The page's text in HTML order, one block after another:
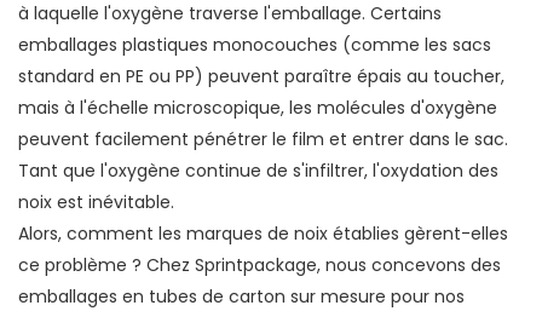
à laquelle l'oxygène traverse l'emballage. Certains
emballages plastiques monocouches (comme les sacs
standard en PE ou PP) peuvent paraître épais au toucher,
mais à l'échelle microscopique, les molécules d'oxygène
peuvent facilement pénétrer le film et entrer dans le sac.
Tant que l'oxygène continue de s'infiltrer, l'oxydation des
noix est inévitable.
Alors, comment les marques de noix établies gèrent-elles
ce problème ? Chez Sprintpackage, nous concevons des
emballages en tubes de carton sur mesure pour nos